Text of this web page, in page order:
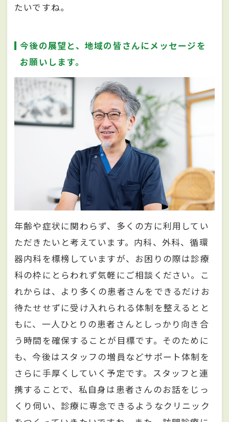
たいですね。
今後の展望と、地域の皆さんにメッセージを
お願いします。
年齢や症状に関わらず、多くの方に利用してい
ただきたいと考えています。内科、外科、循環
器内科を標榜していますが、お困りの際は診療
科の枠にとらわれず気軽にご相談ください。こ
れからは、より多くの患者さんをできるだけお
待たせせずに受け入れられる体制を整えるとと
もに、一人ひとりの患者さんとしっかり向き合
う時間を確保することが目標です。そのために
も、今後はスタッフの増員などサポート体制を
さらに手厚くしていく予定です。スタッフと連
携することで、私自身は患者さんのお話をじっ
くり伺い、診療に専念できるようなクリニック